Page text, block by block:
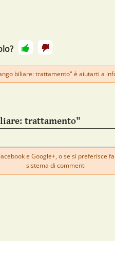
biliare: trattamento" è aiutarti a
trattamento"
e Google+, o se si preferisce
sistema di commenti